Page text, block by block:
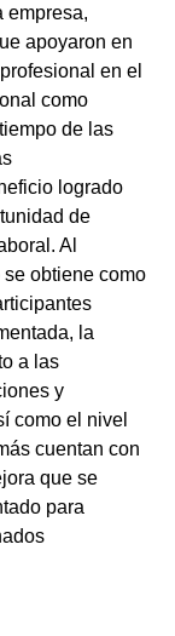
empresa,
apoyaron en
en el
como
de las
logrado
de
Al
obtiene como
la
a las
y
como el nivel
cuentan con
que se
para